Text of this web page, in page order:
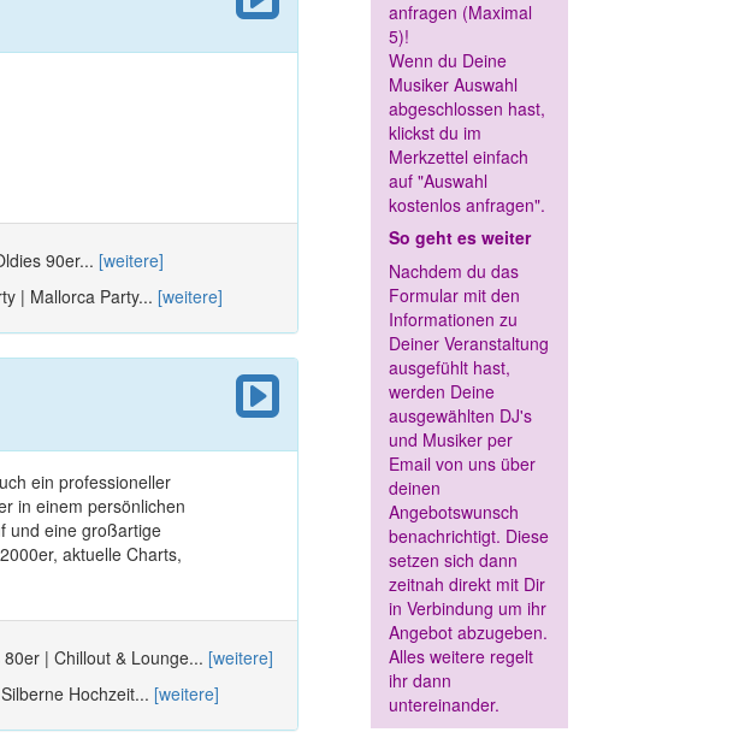
90er... [weitere]
| Mallorca Party... [weitere]
ein professioneller
in einem persönlichen
und eine großartige
aktuelle Charts,
| Chillout & Lounge... [weitere]
Hochzeit... [weitere]
anfragen (Maximal
5)!
Wenn du Deine
Musiker Auswahl
abgeschlossen hast,
klickst du im
Merkzettel einfach
auf "Auswahl
kostenlos anfragen".
So geht es weiter
Nachdem du das
Formular mit den
Informationen zu
Deiner Veranstaltung
ausgefühlt hast,
werden Deine
ausgewählten DJ's
und Musiker per
Email von uns über
deinen
Angebotswunsch
benachrichtigt. Diese
setzen sich dann
zeitnah direkt mit Dir
in Verbindung um ihr
Angebot abzugeben.
Alles weitere regelt
ihr dann
untereinander.